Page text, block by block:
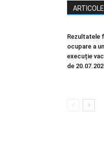
Rezultatele
ocupare a
execuție
de